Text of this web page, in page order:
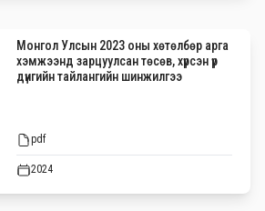
Монгол Улсын 2023 оны хөтөлбөр арга
хэмжээнд зарцуулсан төсөв, хүрсэн үр
дүнгийн тайлангийн шинжилгээ
pdf
2024